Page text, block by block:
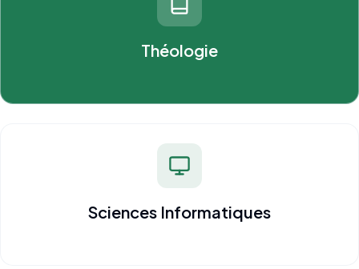
Théologie
Sciences Informatiques